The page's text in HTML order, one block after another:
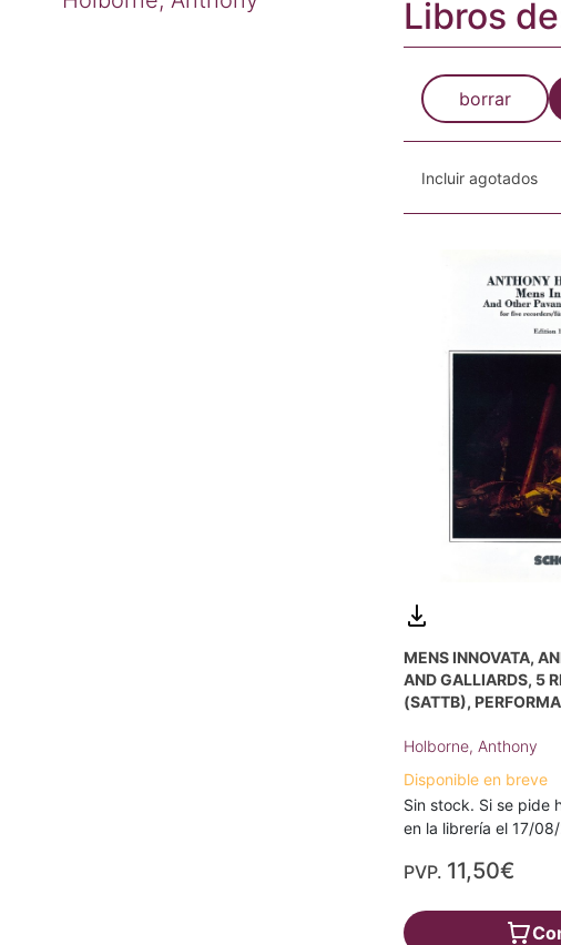
Libros
borrar
Incluir agotados
MENS INNOVATA,
AND GALLIARDS, 5
(SATTB),
Holborne, Anthony
Disponible en breve
Sin stock. Si se pide
en la librería el 17/
PVP. 11,50€